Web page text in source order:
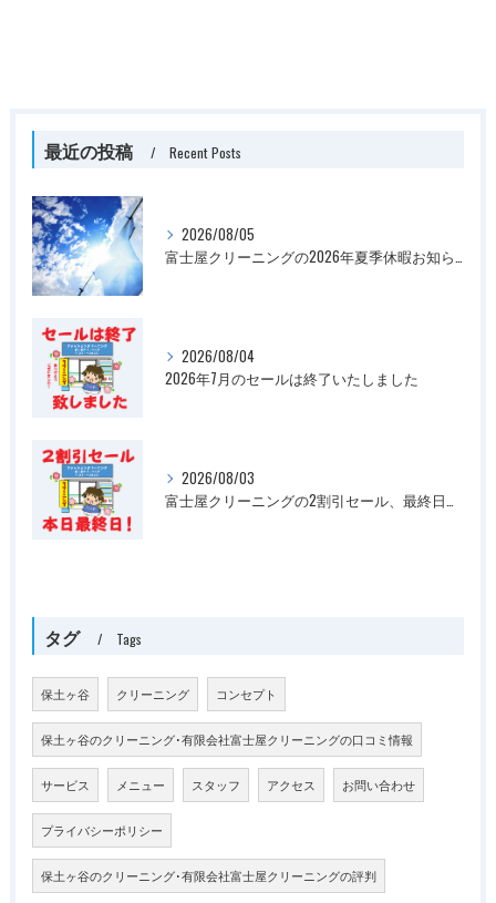
最近の投稿 Recent Posts
2026/08/05
富士屋クリーニングの2026年夏季休暇お知らせ
2026/08/04
2026年7月のセールは終了いたしました
2026/08/03
富士屋クリーニングの2割引セール、最終日です
タグ Tags
保土ヶ谷 クリーニング コンセプト
保土ヶ谷のクリーニング･有限会社富士屋クリーニングの口コミ情報
サービス メニュー スタッフ アクセス お問い合わせ
プライバシーポリシー
保土ヶ谷のクリーニング･有限会社富士屋クリーニングの評判